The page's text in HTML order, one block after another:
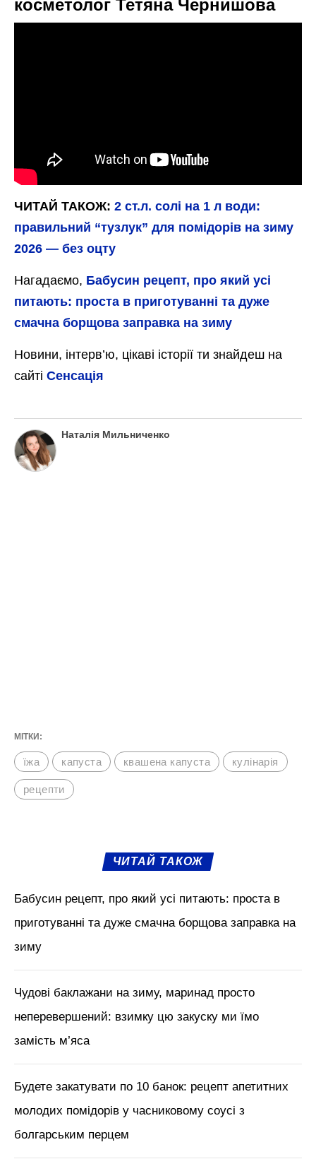
косметолог Тетяна Чернишова
ЧИТАЙ ТАКОЖ: 2 ст.л. солі на 1 л води:
правильний “тузлук” для помідорів на зиму
2026 — без оцту
Нагадаємо, Бабусин рецепт, про який усі
питають: проста в приготуванні та дуже
смачна борщова заправка на зиму
Новини, інтерв’ю, цікаві історії ти знайдеш на
сайті Сенсація
Наталія Мильниченко
МІТКИ:
їжа капуста квашена капуста кулінарія
рецепти
ЧИТАЙ ТАКОЖ
Бабусин рецепт, про який усі питають: проста в
приготуванні та дуже смачна борщова заправка на
зиму
Чудові баклажани на зиму, маринад просто
неперевершений: взимку цю закуску ми їмо
замість м’яса
Будете закатувати по 10 банок: рецепт апетитних
молодих помідорів у часниковому соусі з
болгарським перцем